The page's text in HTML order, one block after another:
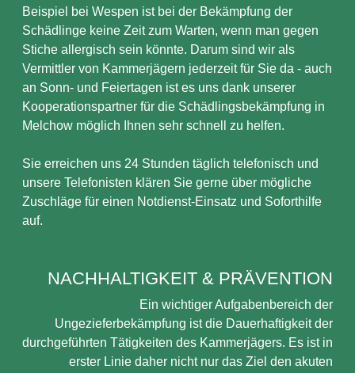
Beispiel bei Wespen ist bei der Bekämpfung der
Schädlinge keine Zeit zum Warten, wenn man gegen
Stiche allergisch sein könnte. Darum sind wir als
Vermittler von Kammerjägern jederzeit für Sie da - auch
an Sonn- und Feiertagen ist es uns dank unserer
Kooperationspartner für die Schädlingsbekämpfung in
Melchow möglich Ihnen sehr schnell zu helfen.
Sie erreichen uns 24 Stunden täglich telefonisch und
unsere Telefonisten klären Sie gerne über mögliche
Zuschläge für einen Notdienst-Einsatz und Soforthilfe
auf.
NACHHALTIGKEIT & PRÄVENTION
Ein wichtiger Aufgabenbereich der
Ungezieferbekämpfung ist die Dauerhaftigkeit der
durchgeführten Tätigkeiten des Kammerjägers. Es ist in
erster Linie daher nicht nur das Ziel den akuten